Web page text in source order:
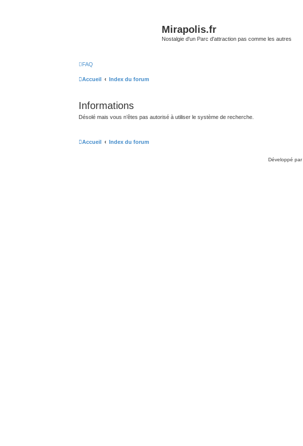
Mirapolis.fr
Nostalgie d'un Parc d'attraction pas comme les autres
FAQ
Accueil Index du forum
Informations
Désolé mais vous n’êtes pas autorisé à utiliser le système de recherche.
Accueil Index du forum
Développé par